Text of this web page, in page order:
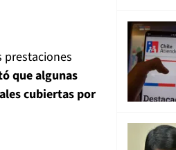
prestaciones
que algunas
cubiertas por